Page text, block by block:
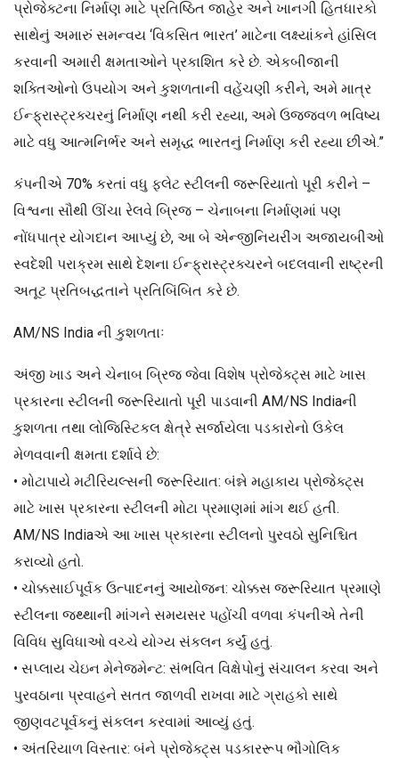
પ્રોજેક્ટના નિર્માણ માટે પ્રતિષ્ઠિત જાહેર અને ખાનગી હિતધારકો
સાથેનું અમારું સમન્વય ‘વિકસિત ભારત’ માટેના લક્ષ્યાંકને હાંસિલ
કરવાની અમારી ક્ષમતાઓને પ્રકાશિત કરે છે. એકબીજાની
શક્તિઓનો ઉપયોગ અને કુશળતાની વહેંચણી કરીને, અમે માત્ર
ઈન્ફ્રાસ્ટ્રક્ચરનું નિર્માણ નથી કરી રહ્યા, અમે ઉજ્જવળ ભવિષ્ય
માટે વધુ આત્મનિર્ભર અને સમૃદ્ધ ભારતનું નિર્માણ કરી રહ્યા છીએ.”
કંપનીએ 70% કરતાં વધુ ફ્લેટ સ્ટીલની જરૂરિયાતો પૂરી કરીને –
વિશ્વના સૌથી ઊંચા રેલવે બ્રિજ – ચેનાબના નિર્માણમાં પણ
નોંધપાત્ર યોગદાન આપ્યું છે, આ બે એન્જીનિયરીંગ અજાયબીઓ
સ્વદેશી પરાક્રમ સાથે દેશના ઈન્ફ્રાસ્ટ્રક્ચરને બદલવાની રાષ્ટ્રની
અતૂટ પ્રતિબદ્ધતાને પ્રતિબિંબિત કરે છે.
AM/NS India ની કુશળતાઃ
અંજી ખાડ અને ચેનાબ બ્રિજ જેવા વિશેષ પ્રોજેક્ટ્સ માટે ખાસ
પ્રકારના સ્ટીલની જરૂરિયાતો પૂરી પાડવાની AM/NS Indiaની
કુશળતા તથા લોજિસ્ટિકલ ક્ષેત્રે સર્જાયેલા પડકારોનો ઉકેલ
મેળવવાની ક્ષમતા દર્શાવે છે:
• મોટાપાયે મટીરિયલ્સની જરૂરિયાત: બંન્ને મહાકાય પ્રોજેક્ટ્સ
માટે ખાસ પ્રકારના સ્ટીલની મોટા પ્રમાણમાં માંગ થઈ હતી.
AM/NS Indiaએ આ ખાસ પ્રકારના સ્ટીલનો પુરવઠો સુનિશ્ચિત
કરાવ્યો હતો.
• ચોક્કસાઈપૂર્વક ઉત્પાદનનું આયોજન: ચોક્કસ જરૂરિયાત પ્રમાણે
સ્ટીલના જથ્થાની માંગને સમયસર પહોંચી વળવા કંપનીએ તેની
વિવિધ સુવિધાઓ વચ્ચે યોગ્ય સંકલન કર્યું હતું.
• સપ્લાય ચેઇન મેનેજમેન્ટ: સંભવિત વિક્ષેપોનું સંચાલન કરવા અને
પુરવઠાના પ્રવાહને સતત જાળવી રાખવા માટે ગ્રાહકો સાથે
જીણવટપૂર્વકનું સંકલન કરવામાં આવ્યું હતું.
• અંતરિયાળ વિસ્તાર: બંને પ્રોજેક્ટ્સ પડકારરૂપ ભૌગોલિક